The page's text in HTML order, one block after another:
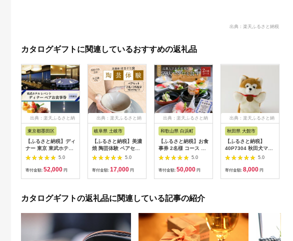
出典：楽天ふるさと納税
カタログギフトに関連しているおすすめの返礼品
出典：楽天ふるさと納
東京都墨田区
【ふるさと納税】ディ
ナー 東京 東武ホテル
レバント ワンドリン
ク付き ペア チケット
レストラン 入場券 優
ケット
5.0
寄付金額: 52,000 円
出典：楽天ふるさと納
岐阜県 土岐市
【ふるさと納税】美濃
焼 陶芸体験 ペアセッ
ト ひとり500gずつ
【はまぐり窯】
[MGG006]
5.0
寄付金額: 17,000 円
出典：楽天ふるさと納
和歌山県 白浜町
【ふるさと納税】お食
事券 2名様 コース 近
畿大学水産研究所 近
大マグロを食す | 券
金券 人気 おすすめ 送
5.0
寄付金額: 50,000 円
出典：楽天ふるさと納
秋田県 大館市
【ふるさと納税】
40P7304 秋田犬マサ
ルハンドパペット
5.0
寄付金額: 8,000 円
カタログギフトの返礼品に関連している記事の紹介